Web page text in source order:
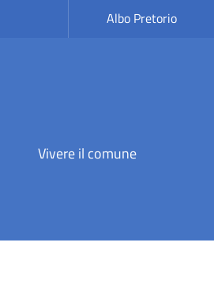
Albo Pretorio
Vivere il comune